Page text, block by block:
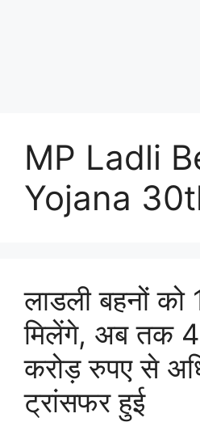
MP Ladli
Yojana
लाडली बहनों
मिलेंगे, अब तक
करोड़ रुपए से
ट्रांसफर हुई